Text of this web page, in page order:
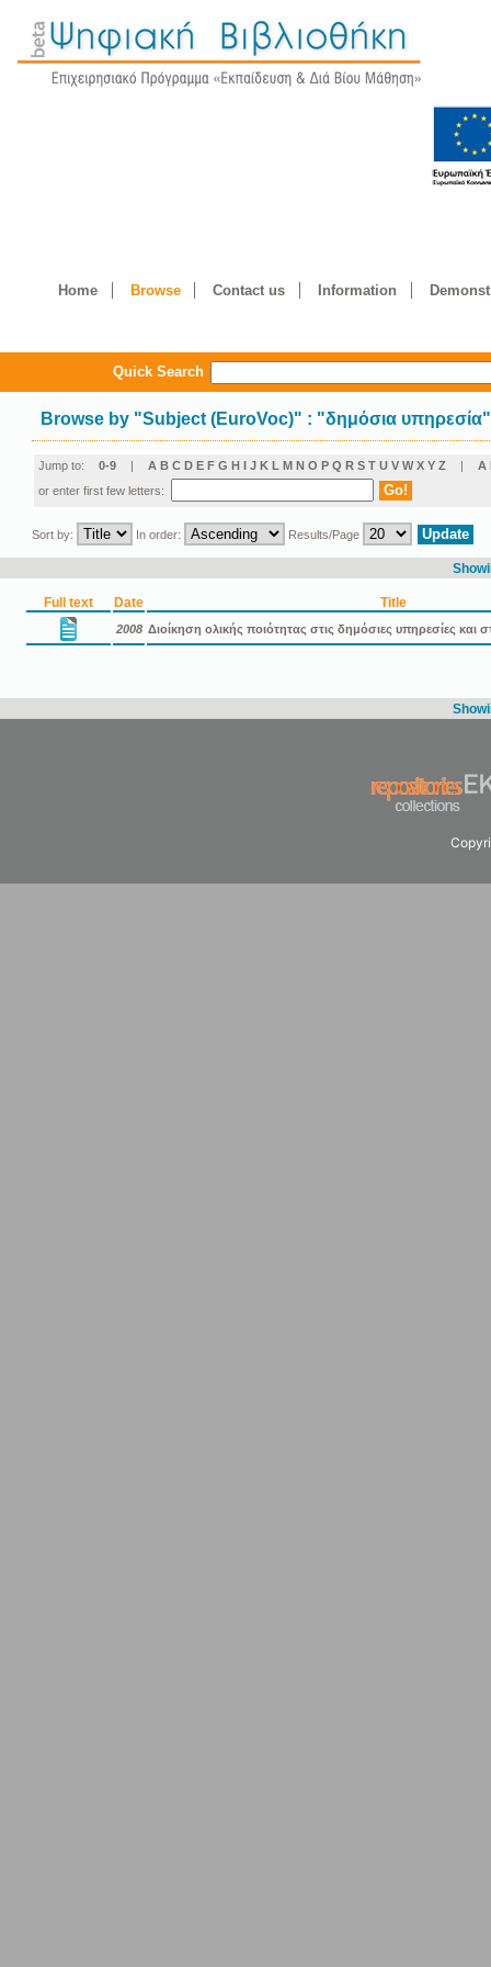
Home Browse Contact us Information
Quick Search
Browse by "Subject (EuroVoc)" : "δημόσια υπηρεσία"
Jump to: 0-9 | A B C D E F G H I J K L M N O P Q R S T U V W X Y Z | Α
or enter first few letters:
Sort by: In order: Results/Page
Full text Date Title
2008 Διοίκηση ολικής ποιότητας στις δημόσιες υπηρεσίες και